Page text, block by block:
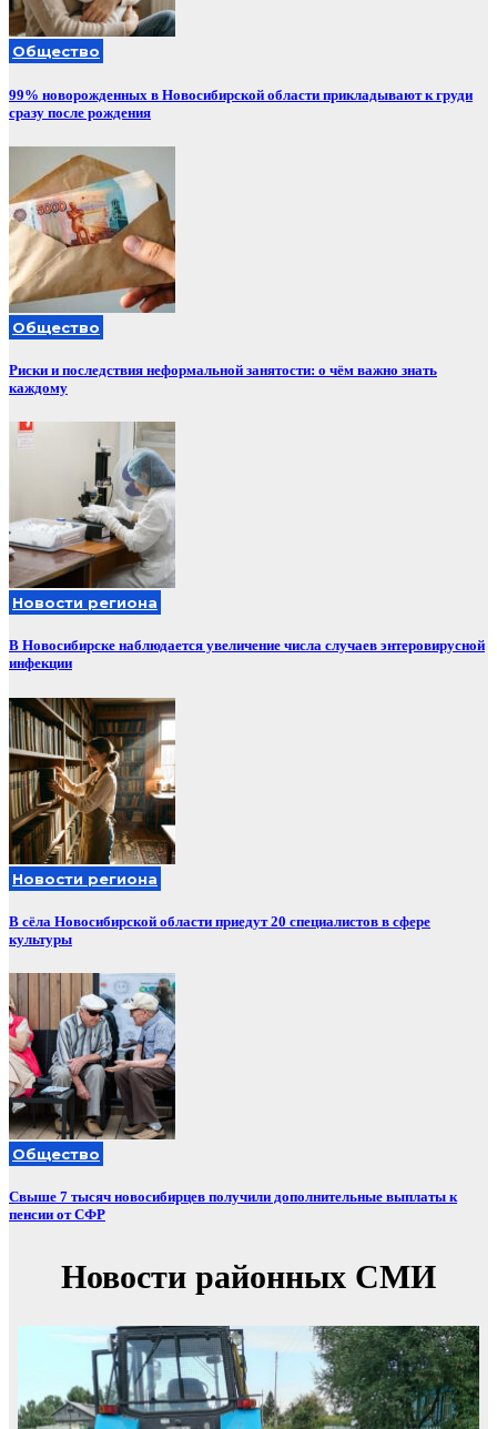
Общество
99% новорожденных в Новосибирской области прикладывают к груди
сразу после рождения
Общество
Риски и последствия неформальной занятости: о чём важно знать
каждому
Новости региона
В Новосибирске наблюдается увеличение числа случаев энтеровирусной
инфекции
Новости региона
В сёла Новосибирской области приедут 20 специалистов в сфере
культуры
Общество
Свыше 7 тысяч новосибирцев получили дополнительные выплаты к
пенсии от СФР